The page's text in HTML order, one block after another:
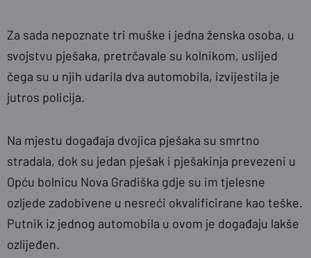
Za sada nepoznate tri muške i jedna ženska osoba, u
svojstvu pješaka, pretrčavale su kolnikom, uslijed
čega su u njih udarila dva automobila, izvijestila je
jutros policija.
Na mjestu događaja dvojica pješaka su smrtno
stradala, dok su jedan pješak i pješakinja prevezeni u
Opću bolnicu Nova Gradiška gdje su im tjelesne
ozljede zadobivene u nesreći okvalificirane kao teške.
Putnik iz jednog automobila u ovom je događaju lakše
ozlijeđen.